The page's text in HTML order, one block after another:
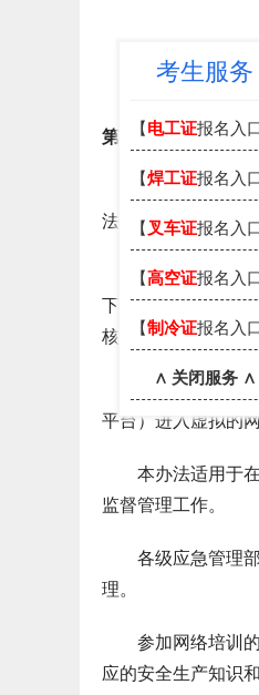
第一章 总 则
第一条 为规范我
法》《安全生产培
第二条 本办法所
下简称高危行业单
核。
本办法所称网络
平台）进入虚拟的
本办法适用于在
监督管理工作。
各级应急管理部
理。
参加网络培训的
应的安全生产知识
考生服务
【电工证报名入
【焊工证报名入
【 叉车证报名入
【高空证报名入
【制冷证报名入
∧ 关闭服务 ∧